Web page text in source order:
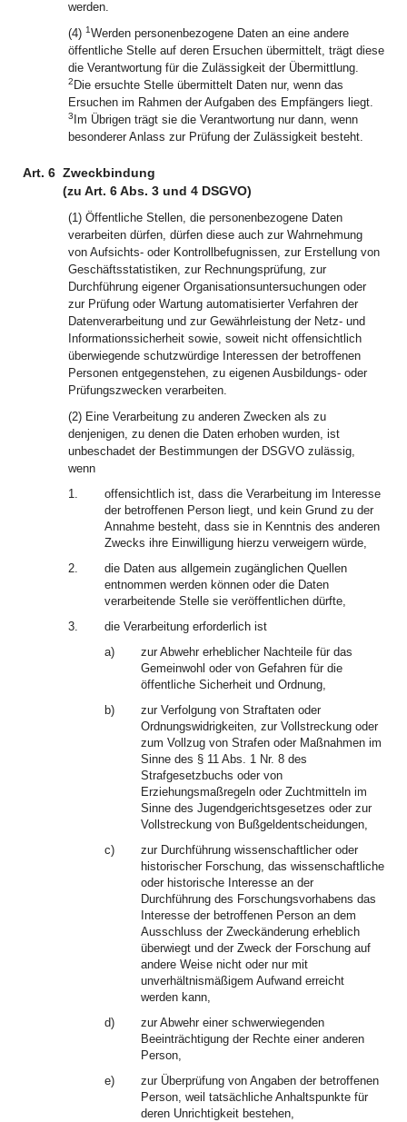
werden.
(4) 1Werden personenbezogene Daten an eine andere
öffentliche Stelle auf deren Ersuchen übermittelt, trägt diese
die Verantwortung für die Zulässigkeit der Übermittlung.
2 Die ersuchte Stelle übermittelt Daten nur, wenn das
Ersuchen im Rahmen der Aufgaben des Empfängers liegt.
3 Im Übrigen trägt sie die Verantwortung nur dann, wenn
besonderer Anlass zur Prüfung der Zulässigkeit besteht.
Art. 6 Zweckbindung
(zu Art. 6 Abs. 3 und 4 DSGVO)
(1) Öffentliche Stellen, die personenbezogene Daten
verarbeiten dürfen, dürfen diese auch zur Wahrnehmung
von Aufsichts- oder Kontrollbefugnissen, zur Erstellung von
Geschäftsstatistiken, zur Rechnungsprüfung, zur
Durchführung eigener Organisationsuntersuchungen oder
zur Prüfung oder Wartung automatisierter Verfahren der
Datenverarbeitung und zur Gewährleistung der Netz- und
Informationssicherheit sowie, soweit nicht offensichtlich
überwiegende schutzwürdige Interessen der betroffenen
Personen entgegenstehen, zu eigenen Ausbildungs- oder
Prüfungszwecken verarbeiten.
(2) Eine Verarbeitung zu anderen Zwecken als zu
denjenigen, zu denen die Daten erhoben wurden, ist
unbeschadet der Bestimmungen der DSGVO zulässig,
wenn
1.
offensichtlich ist, dass die Verarbeitung im Interesse
der betroffenen Person liegt, und kein Grund zu der
Annahme besteht, dass sie in Kenntnis des anderen
Zwecks ihre Einwilligung hierzu verweigern würde,
2.
die Daten aus allgemein zugänglichen Quellen
entnommen werden können oder die Daten
verarbeitende Stelle sie veröffentlichen dürfte,
3.
die Verarbeitung erforderlich ist
a)
zur Abwehr erheblicher Nachteile für das
Gemeinwohl oder von Gefahren für die
öffentliche Sicherheit und Ordnung,
b)
zur Verfolgung von Straftaten oder
Ordnungswidrigkeiten, zur Vollstreckung oder
zum Vollzug von Strafen oder Maßnahmen im
Sinne des § 11 Abs. 1 Nr. 8 des
Strafgesetzbuchs oder von
Erziehungsmaßregeln oder Zuchtmitteln im
Sinne des Jugendgerichtsgesetzes oder zur
Vollstreckung von Bußgeldentscheidungen,
c)
zur Durchführung wissenschaftlicher oder
historischer Forschung, das wissenschaftliche
oder historische Interesse an der
Durchführung des Forschungsvorhabens das
Interesse der betroffenen Person an dem
Ausschluss der Zweckänderung erheblich
überwiegt und der Zweck der Forschung auf
andere Weise nicht oder nur mit
unverhältnismäßigem Aufwand erreicht
werden kann,
d)
zur Abwehr einer schwerwiegenden
Beeinträchtigung der Rechte einer anderen
Person,
e)
zur Überprüfung von Angaben der betroffenen
Person, weil tatsächliche Anhaltspunkte für
deren Unrichtigkeit bestehen,